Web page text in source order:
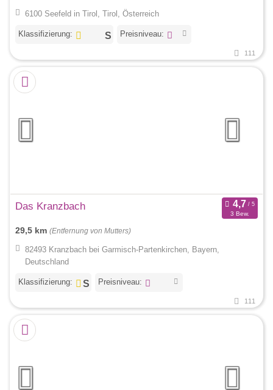
6100 Seefeld in Tirol, Tirol, Österreich
Klassifizierung: Preisniveau:
111
Das Kranzbach
3 Bew.
29,5 km (Entfernung von Mutters)
82493 Kranzbach bei Garmisch-Partenkirchen, Bayern,
Deutschland
Klassifizierung: Preisniveau:
111